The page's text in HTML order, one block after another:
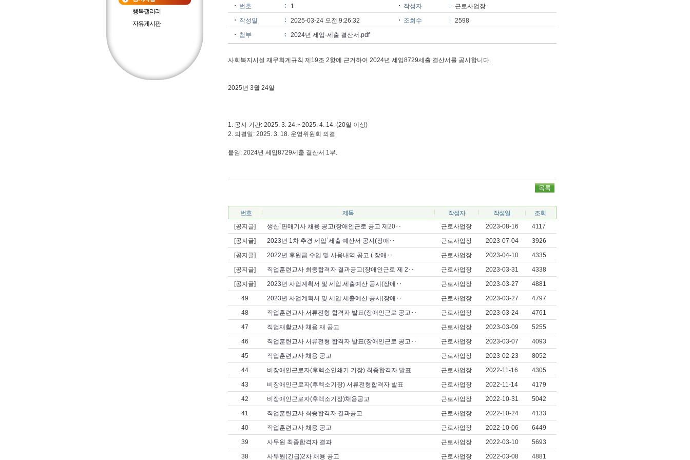
행복갤러리
자유게시판
번호 1 작성자
근로사업장
작성일
2025-03-24 오전 9:26:32 조회수
2598
첨부
2024년 세입·세출 결산서.pdf
사회복지시설 재무회계규칙 제19조 2항에 근거하여 2024년 세입8729세출 결산서를 공시합니다.
2025년 3월 24일
1. 공시 기간: 2025. 3. 24.~ 2025. 4. 14. (20일 이상)
2. 의결일: 2025. 3. 18. 운영위원회 의결
붙임: 2024년 세입8729세출 결산서 1부.
목록
번호 제목 작성자 작성일
조회
[공지글]
생산`판매기사 채용 공고(장애인근로 공고 제20‥ 근로사업장 2023-08-16
4117
[공지글]
2023년 1차 추경 세입`세출 예산서 공시(장애‥ 근로사업장 2023-07-04
3926
[공지글]
2022년 후원금 수입 및 사용내역 공고 ( 장애‥ 근로사업장 2023-04-10
4335
[공지글]
직업훈련교사 최종합격자 결과공고(장애인근로 제 2‥ 근로사업장 2023-03-31
4338
[공지글]
2023년 사업계획서 및 세입.세출예산 공시(장애‥ 근로사업장 2023-03-27
4881
49
2023년 사업계획서 및 세입.세출예산 공시(장애‥ 근로사업장 2023-03-27
4797
48
직업훈련교사 서류전형 합격자 발표(장애인근로 공고‥ 근로사업장 2023-03-24
4761
47
직업재활교사 채용 재 공고 근로사업장 2023-03-09
5255
46
직업훈련교사 서류전형 합격자 발표(장애인근로 공고‥ 근로사업장 2023-03-07
4093
45
직업훈련교사 채용 공고 근로사업장 2023-02-23
8052
44
비장애인근로자(후렉소인쇄기 기장) 최종합격자 발표 근로사업장 2022-11-16
4305
43
비장애인근로자(후렉소기장) 서류전형합격자 발표 근로사업장 2022-11-14
4179
42
비장애인근로자(후렉소기장)채용공고 근로사업장 2022-10-31
5042
41
직업훈련교사 최종합격자 결과공고 근로사업장 2022-10-24
4133
40
직업훈련교사 채용 공고 근로사업장 2022-10-06
6449
39
사무원 최종합격자 결과 근로사업장 2022-03-10
5693
38
사무원(긴급)2차 채용 공고 근로사업장 2022-03-08 4881